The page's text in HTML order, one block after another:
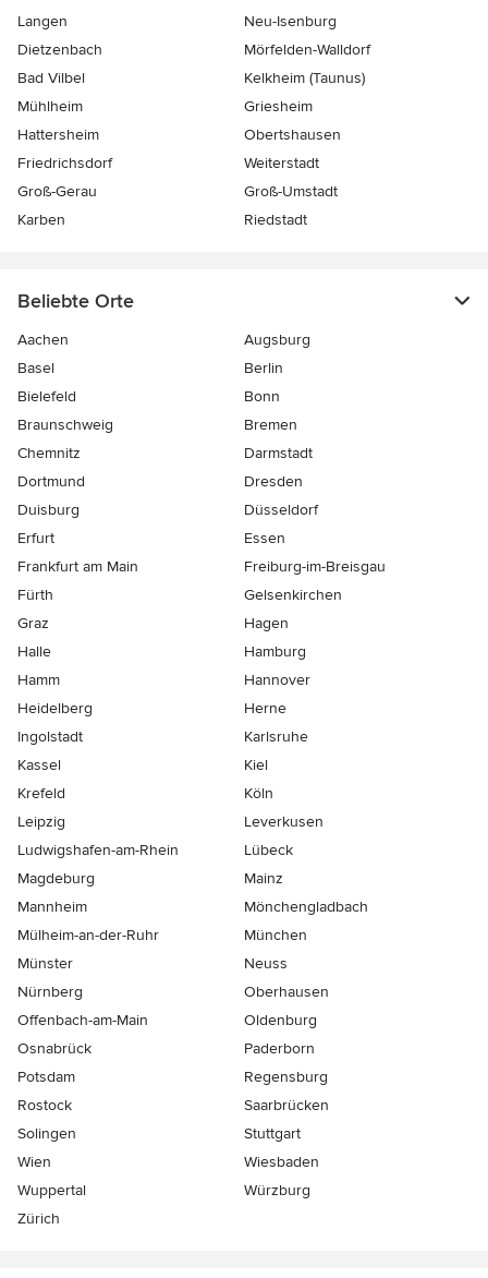
Langen
Neu-Isenburg
Dietzenbach
Mörfelden-Walldorf
Bad Vilbel
Kelkheim (Taunus)
Mühlheim
Griesheim
Hattersheim
Obertshausen
Friedrichsdorf
Weiterstadt
Groß-Gerau
Groß-Umstadt
Karben
Riedstadt
Beliebte Orte
Aachen
Augsburg
Basel
Berlin
Bielefeld
Bonn
Braunschweig
Bremen
Chemnitz
Darmstadt
Dortmund
Dresden
Duisburg
Düsseldorf
Erfurt
Essen
Frankfurt am Main
Freiburg-im-Breisgau
Fürth
Gelsenkirchen
Graz
Hagen
Halle
Hamburg
Hamm
Hannover
Heidelberg
Herne
Ingolstadt
Karlsruhe
Kassel
Kiel
Krefeld
Köln
Leipzig
Leverkusen
Ludwigshafen-am-Rhein
Lübeck
Magdeburg
Mainz
Mannheim
Mönchen­gladbach
Mülheim-an-der-Ruhr
München
Münster
Neuss
Nürnberg
Oberhausen
Offenbach-am-Main
Oldenburg
Osnabrück
Paderborn
Potsdam
Regensburg
Rostock
Saarbrücken
Solingen
Stuttgart
Wien
Wiesbaden
Wuppertal
Würzburg
Zürich